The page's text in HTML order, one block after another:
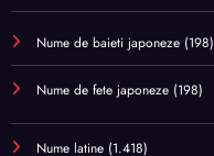
Nume de baieti japoneze (198)
Nume de fete japoneze (198)
Nume latine (1.418)